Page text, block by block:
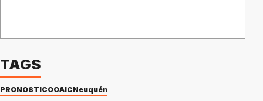
TAGS
PRONÓSTICOOAICNeuquén